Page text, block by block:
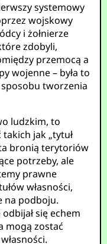
systemowy
wojskowy
i żołnierze
zdobyli,
przemocą a
wojenne – była to
tworzenia
ludzkim, to
jak „tytuł
bronią terytoriów
potrzeby, ale
prawne
własności,
na podboju.
się echem
mogą zostać